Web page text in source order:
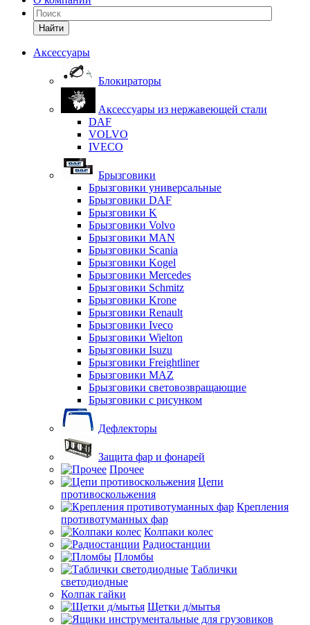
Найти
Аксессуары
Блокираторы
Аксессуары из нержавеющей стали
DAF
VOLVO
IVECO
Брызговики
Брызговики универсальные
Брызговики DAF
Брызговики K
Брызговики Volvo
Брызговики MAN
Брызговики Scania
Брызговики Kogel
Брызговики Mercedes
Брызговики Schmitz
Брызговики Krone
Брызговики Renault
Брызговики Iveco
Брызговики Wielton
Брызговики Isuzu
Брызговики Freightliner
Брызговики MAZ
Брызговики световозвращающие
Брызговики с рисунком
Дефлекторы
Защита фар и фонарей
Прочее
Цепи
противоскольжения
Крепления
противотуманных фар
Колпаки колес
Радиостанции
Пломбы
Таблички
светодиодные
Колпак гайки
Щетки д/мытья